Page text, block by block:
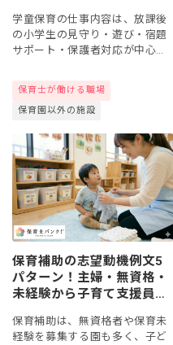
学童保育の仕事内容は、放課後
の小学生の見守り・遊び・宿題
サポート・保護者対応が中心
新データをもとに、1日のスケジ
ュール例、放課後児童支援員...
保育士が働ける職場
保育園以外の施設
保育補助の志望動機例文5
パターン！主婦・無資格・
未経験から子育て支援員ま
保育補助は、無資格者や保育未
経験を募集する園も多く、子ど